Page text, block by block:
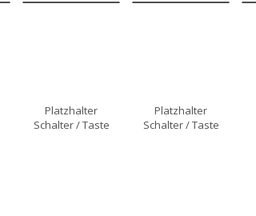
Platzhalter
Schalter / Taste
Platzhalter
Schalter / Taste